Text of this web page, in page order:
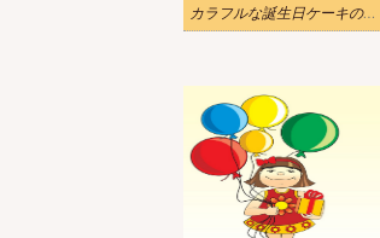
カラフルな誕生日ケーキのイラスト